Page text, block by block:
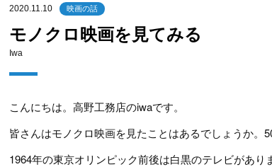
2020.11.10 映画の話
モノクロ映画を見てみる
Iwa
こんにちは。高野工務店のiwaです。
皆さんはモノクロ映画を見たことはあるでしょうか。
1964年の東京オリンピック前後は白黒のテレビがあ